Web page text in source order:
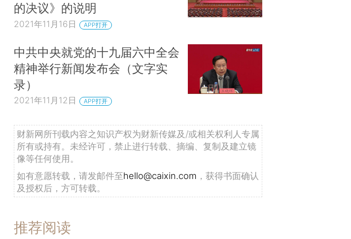
的决议》的说明
2021年11月16日 APP打开
中共中央就党的十九届六中全会
精神举行新闻发布会（文字实
录）
2021年11月12日 APP打开
财新网所刊载内容之知识产权为财新传媒及/或相关权利人专属
所有或持有。未经许可，禁止进行转载、摘编、复制及建立镜
像等任何使用。
如有意愿转载，请发邮件至hello@caixin.com ，获得书面确认
及授权后，方可转载。
推荐阅读